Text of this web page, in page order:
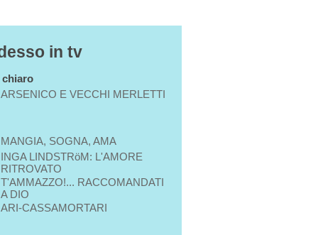
in tv
ARSENICO E VECCHI MERLETTI
MANGIA, SOGNA, AMA
INGA LINDSTRöM: L'AMORE
RITROVATO
T'AMMAZZO!... RACCOMANDATI
A DIO
ARI-CASSAMORTARI